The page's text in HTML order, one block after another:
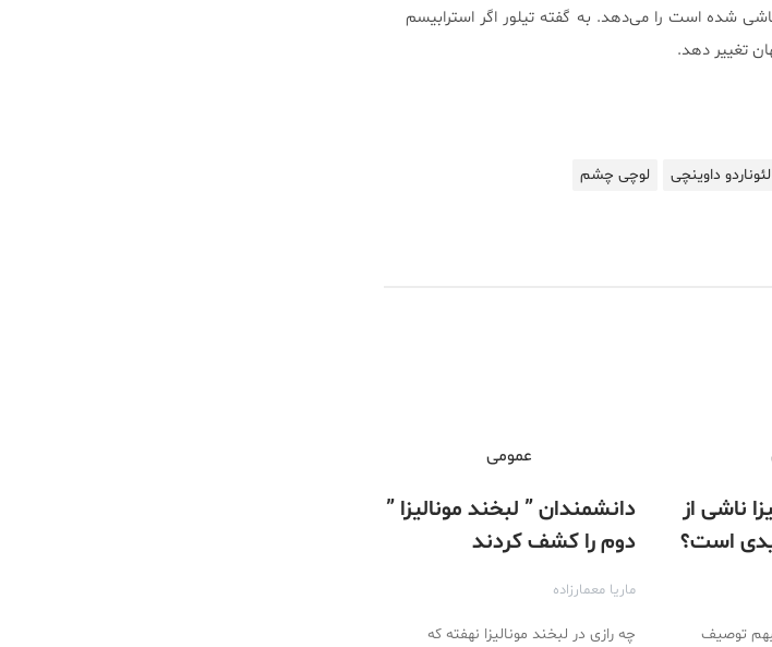
شده است را می‌دهد. به گفته تیلور اگر استرابیسم
تغییر دهد.
لئوناردو داوینچی لوچی چشم
ناشی از
است؟
توصیف
عمومی
دانشمندان ” لبخند مونالیزا ”
دوم را کشف کردند
ماریا معمارزاده
چه رازی در لبخند مونالیزا نهفته که